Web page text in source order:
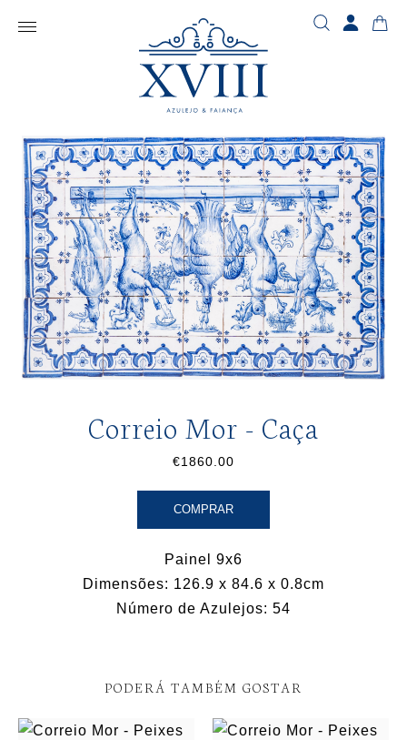
Correio Mor - Caça
€1860.00
COMPRAR
Painel 9x6
Dimensões: 126.9 x 84.6 x 0.8cm
Número de Azulejos: 54
PODERÁ TAMBÉM GOSTAR